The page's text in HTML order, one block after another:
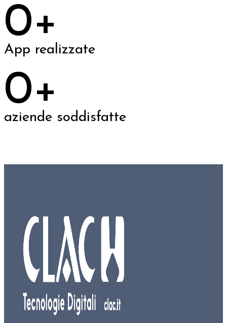
0
App realizzate
0
aziende soddisfatte